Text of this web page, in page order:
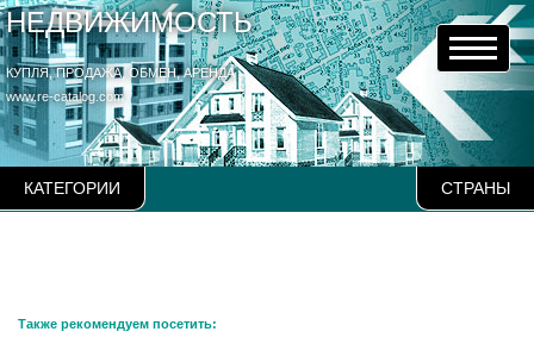
НЕДВИЖИМОСТЬ
КУПЛЯ, ПРОДАЖА, ОБМЕН, АРЕНДА
www.re-catalog.com
КАТЕГОРИИ СТРАНЫ
Также рекомендуем посетить: